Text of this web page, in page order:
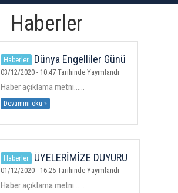
Haberler
Haberler Dünya Engelliler Günü
03/12/2020 - 10:47 Tarihinde Yayımlandı
Haber açıklama metni......
Devamını oku »
Haberler ÜYELERİMİZE DUYURU
01/12/2020 - 16:25 Tarihinde Yayımlandı
Haber açıklama metni......